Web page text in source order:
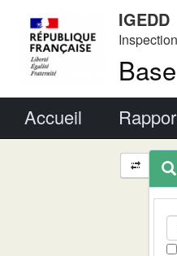
IGEDD
Accueil
et